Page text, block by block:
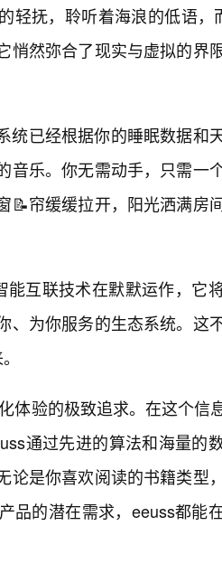
轻抚，聆听着海浪的低语，
悄然弥合了现实与虚拟的界
统已经根据你的睡眠数据和
乐。你无需动手，只需一
📝帘缓缓拉开，阳光洒满房
互联技术在默默运作，它
、为你服务的生态系统。这
体验的极致追求。在这个信
通过先进的算法和海量的
论是你喜欢阅读的书籍类型
品的潜在需求，eeuss都能